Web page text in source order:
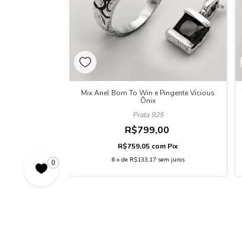
Mix Anel Born To Win e Pingente Vicious
Ônix
Prata 925
R$799,00
R$759,05 com Pix
6 xde R$133,17 sem juros
0